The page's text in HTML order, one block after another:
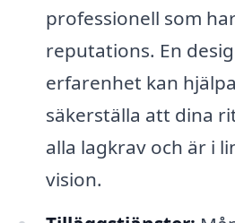
professionell som
reputations. En
erfarenhet kan
säkerställa att dina
alla lagkrav och är i
vision.